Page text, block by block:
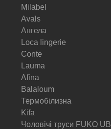
Milabel
Avals
Ангела
Loca lingerie
Conte
Lauma
Afina
Balaloum
Термобілизна
Kifa
Чоловічі труси FUKO UB